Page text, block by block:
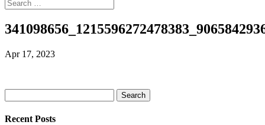
Apr 17, 2023
for:
Recent Posts